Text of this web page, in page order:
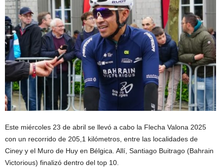
Este miércoles 23 de abril se llevó a cabo la Flecha Valona 2025
con un recorrido de 205,1 kilómetros, entre las localidades de
Ciney y el Muro de Huy en Bélgica. Allí, Santiago Buitrago (Bahrain
Victorious) finalizó dentro del top 10.